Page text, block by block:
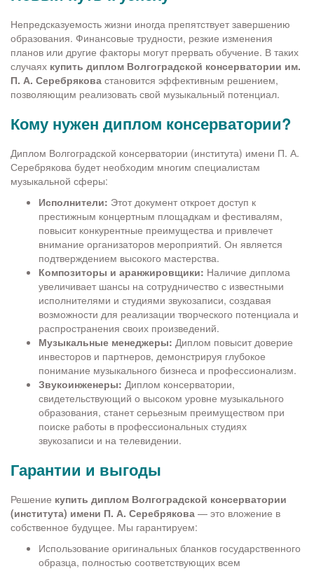
Непредсказуемость жизни иногда препятствует завершению
образования. Финансовые трудности, резкие изменения
планов или другие факторы могут прервать обучение. В таких
случаях купить диплом Волгоградской консерватории им.
П. А. Серебрякова становится эффективным решением,
позволяющим реализовать свой музыкальный потенциал.
Кому нужен диплом консерватории?
Диплом Волгоградской консерватории (института) имени П. А.
Серебрякова будет необходим многим специалистам
музыкальной сферы:
Исполнители: Этот документ откроет доступ к
престижным концертным площадкам и фестивалям,
повысит конкурентные преимущества и привлечет
внимание организаторов мероприятий. Он является
подтверждением высокого мастерства.
Композиторы и аранжировщики: Наличие диплома
увеличивает шансы на сотрудничество с известными
исполнителями и студиями звукозаписи, создавая
возможности для реализации творческого потенциала и
распространения своих произведений.
Музыкальные менеджеры: Диплом повысит доверие
инвесторов и партнеров, демонстрируя глубокое
понимание музыкального бизнеса и профессионализм.
Звукоинженеры: Диплом консерватории,
свидетельствующий о высоком уровне музыкального
образования, станет серьезным преимуществом при
поиске работы в профессиональных студиях
звукозаписи и на телевидении.
Гарантии и выгоды
Решение купить диплом Волгоградской консерватории
(института) имени П. А. Серебрякова — это вложение в
собственное будущее. Мы гарантируем:
Использование оригинальных бланков государственного
образца, полностью соответствующих всем